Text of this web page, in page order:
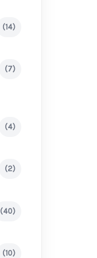
(14)
(7)
(4)
(2)
(40)
(10)